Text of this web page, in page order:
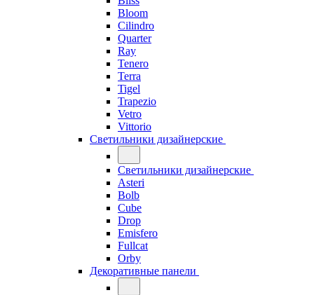
Bloom
Cilindro
Quarter
Ray
Tenero
Terra
Tigel
Trapezio
Vetro
Vittorio
Светильники дизайнерские
Светильники дизайнерские
Asteri
Bolb
Cube
Drop
Emisfero
Fullcat
Orby
Декоративные панели